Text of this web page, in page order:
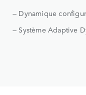
— Dynamique
— Système Adaptive